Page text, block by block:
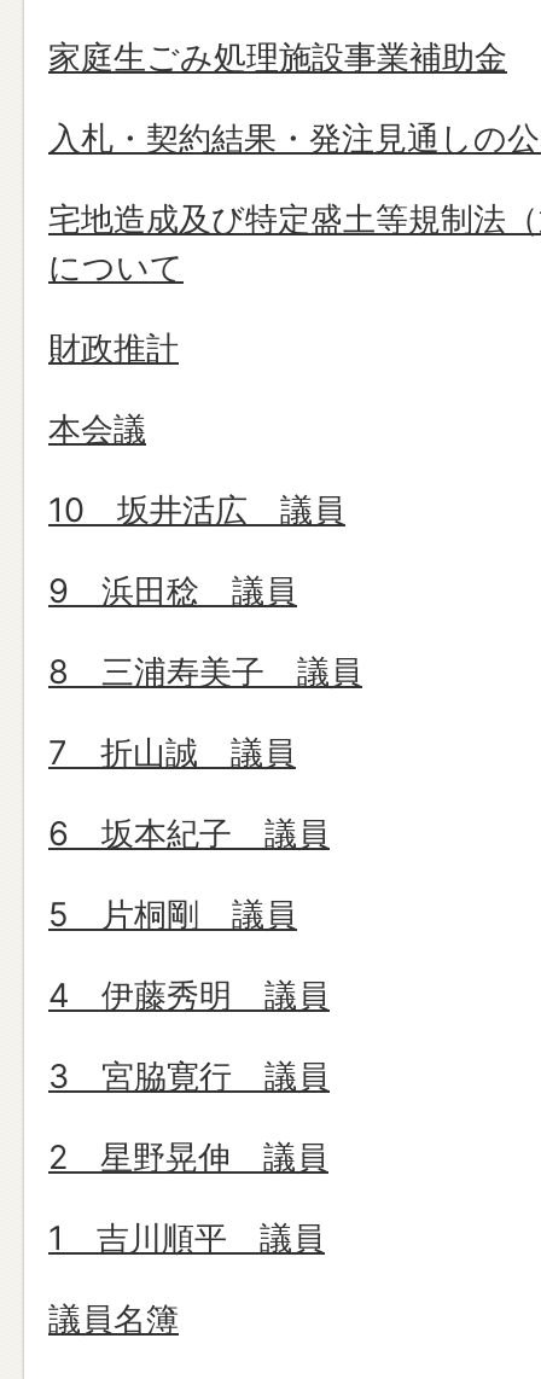
家庭生ごみ処理施設事業補助金
入札・契約結果・発注見通しの
宅地造成及び特定盛土等規制法
について
財政推計
本会議
10 坂井活広 議員
9 浜田稔 議員
8 三浦寿美子 議員
7 折山誠 議員
6 坂本紀子 議員
5 片桐剛 議員
4 伊藤秀明 議員
3 宮脇寛行 議員
2 星野晃伸 議員
1 吉川順平 議員
議員名簿